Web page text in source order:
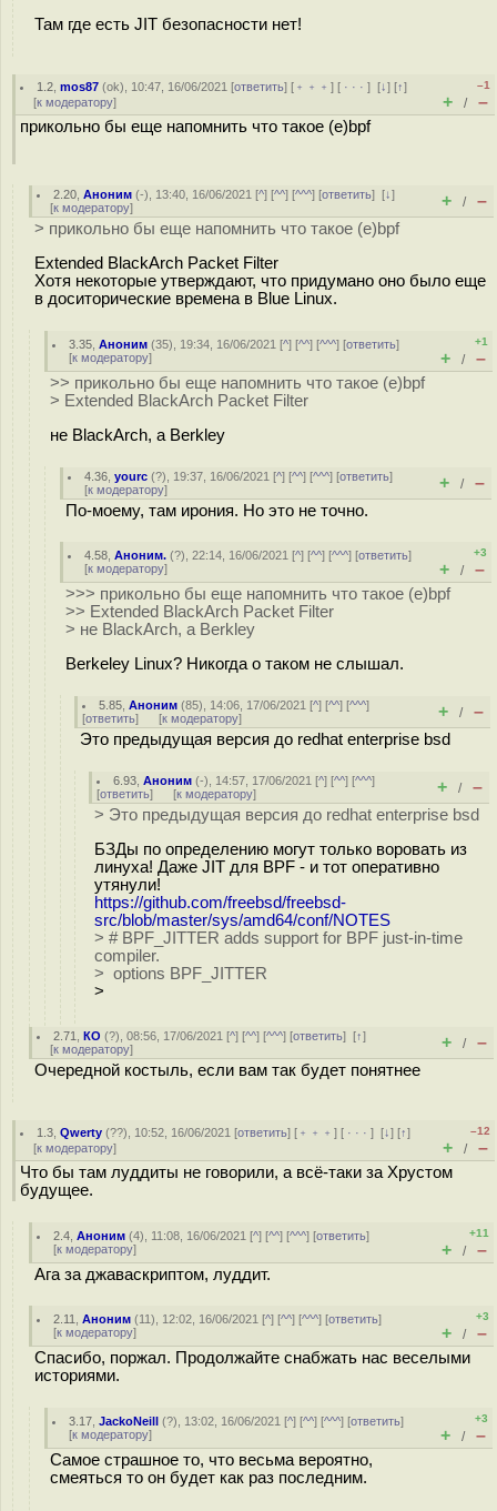
Там где есть JIT безопасности нет!
1.2 ,mos87 (ok), 10:47, 16/06/2021 [ответить] [ ﹢﹢﹢] [ · · ·][↓] [↑]
[к модератору]
–1
+ / –
прикольно бы еще напомнить что такое (e)bpf
2.20 ,Аноним (-), 13:40, 16/06/2021 [^] [^^] [^^^] [ответить][↓]
[к модератору] + / –
> прикольно бы еще напомнить что такое (e)bpf
Extended BlackArch Packet Filter
Хотя некоторые утверждают, что придумано оно было еще
в доситорические времена в Blue Linux.
3.35 ,Аноним (35), 19:34, 16/06/2021 [^] [^^] [^^^] [ответить]
[к модератору]
+1
+ / –
>> прикольно бы еще напомнить что такое (e)bpf
> Extended BlackArch Packet Filter
не BlackArch, а Berkley
4.36 ,yourc (?), 19:37, 16/06/2021 [^] [^^] [^^^] [ответить]
[к модератору] + / –
По-моему, там ирония. Но это не точно.
4.58 ,Аноним. (?), 22:14, 16/06/2021 [^] [^^] [^^^] [ответить]
[к модератору]
+3
+ / –
>>> прикольно бы еще напомнить что такое (e)bpf
>> Extended BlackArch Packet Filter
> не BlackArch, а Berkley
Berkeley Linux? Никогда о таком не слышал.
5.85 ,Аноним (85), 14:06, 17/06/2021 [^] [^^] [^^^]
[ответить] [к модератору] + / –
Это предыдущая версия до redhat enterprise bsd
6.93 ,Аноним (-), 14:57, 17/06/2021 [^] [^^] [^^^]
[ответить] [к модератору] + / –
> Это предыдущая версия до redhat enterprise bsd
БЗДы по определению могут только воровать из
линуха! Даже JIT для BPF - и тот оперативно
утянули!
https://github.com/freebsd/freebsd-
src/blob/master/sys/amd64/conf/NOTES
> # BPF_JITTER adds support for BPF just-in-time
compiler.
> options BPF_JITTER
>
2.71 ,КО (?), 08:56, 17/06/2021 [^] [^^] [^^^] [ответить][↑]
[к модератору] + / –
Очередной костыль, если вам так будет понятнее
1.3 ,Qwerty (??), 10:52, 16/06/2021 [ответить] [ ﹢﹢﹢] [ · · ·][↓] [↑]
[к модератору]
–12
+ / –
Что бы там луддиты не говорили, а всё-таки за Хрустом
будущее.
2.4 ,Аноним (4), 11:08, 16/06/2021 [^] [^^] [^^^] [ответить]
[к модератору]
+11
+ / –
Ага за джаваскриптом, луддит.
2.11 ,Аноним (11), 12:02, 16/06/2021 [^] [^^] [^^^] [ответить]
[к модератору]
+3
+ / –
Спасибо, поржал. Продолжайте снабжать нас веселыми
историями.
3.17 ,JackoNeill (?), 13:02, 16/06/2021 [^] [^^] [^^^] [ответить]
[к модератору]
+3
+ / –
Самое страшное то, что весьма вероятно,
смеяться то он будет как раз последним.